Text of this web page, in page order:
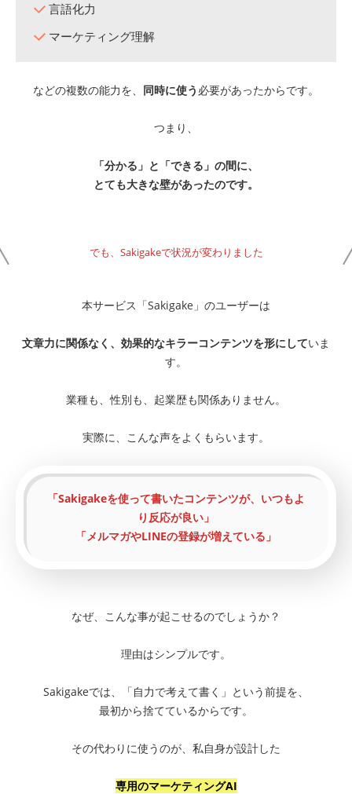
言語化力
マーケティング理解
などの複数の能力を、 同時に使う 必要があったからです。
つまり、
「分かる」と「できる」の間に、
とても大きな壁があったのです。
でも、Sakigakeで状況が変わりました
本サービス「Sakigake」のユーザーは
文章力に関係なく、効果的なキラーコンテンツを形にしていま
す。
業種も、性別も、起業歴も関係ありません。
実際に、こんな声をよくもらいます。
「Sakigakeを使って書いたコンテンツが、いつもよ
り反応が良い」
「メルマガやLINEの登録が増えている」
なぜ、こんな事が起こせるのでしょうか？
理由はシンプルです。
Sakigakeでは、「自力で考えて書く」という前提を、
最初から捨てているからです。
その代わりに使うのが、私自身が設計した
専用のマーケティングAI